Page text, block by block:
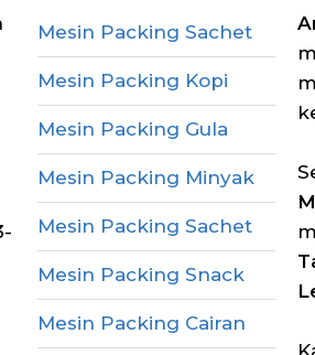
Mesin Packing Sachet
Mesin Packing Kopi
Mesin Packing Gula
Mesin Packing Minyak
Mesin Packing Sachet
Mesin Packing Snack
Mesin Packing Cairan